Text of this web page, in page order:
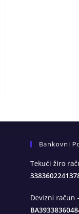
Bankovni
Tekući žiro
Devizni račun